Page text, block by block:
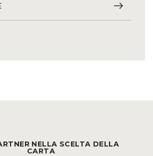
NELLA SCELTA DELLA
CARTA